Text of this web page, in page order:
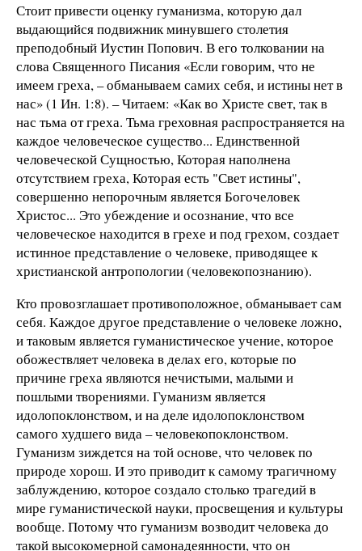
Стоит привести оценку гуманизма, которую дал
выдающийся подвижник минувшего столетия
преподобный Иустин Попович. В его толковании на
слова Священного Писания «Если говорим, что не
имеем греха, – обманываем самих себя, и истины нет в
нас» (1 Ин. 1:8). – Читаем: «Как во Христе свет, так в
нас тьма от греха. Тьма греховная распространяется на
каждое человеческое существо... Единственной
человеческой Сущностью, Которая наполнена
отсутствием греха, Которая есть "Свет истины",
совершенно непорочным является Богочеловек
Христос... Это убеждение и осознание, что все
человеческое находится в грехе и под грехом, создает
истинное представление о человеке, приводящее к
христианской антропологии (человекопознанию).
Кто провозглашает противоположное, обманывает сам
себя. Каждое другое представление о человеке ложно,
и таковым является гуманистическое учение, которое
обожествляет человека в делах его, которые по
причине греха являются нечистыми, малыми и
пошлыми творениями. Гуманизм является
идолопоклонством, и на деле идолопоклонством
самого худшего вида – человекопоклонством.
Гуманизм зиждется на той основе, что человек по
природе хорош. И это приводит к самому трагичному
заблуждению, которое создало столько трагедий в
мире гуманистической науки, просвещения и культуры
вообще. Потому что гуманизм возводит человека до
такой высокомерной самонадеянности, что он